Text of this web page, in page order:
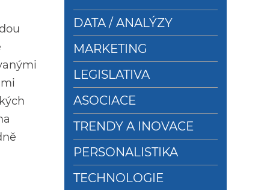
DATA / ANALÝZY
MARKETING
LEGISLATIVA
ASOCIACE
TRENDY A INOVACE
PERSONALISTIKA
TECHNOLOGIE